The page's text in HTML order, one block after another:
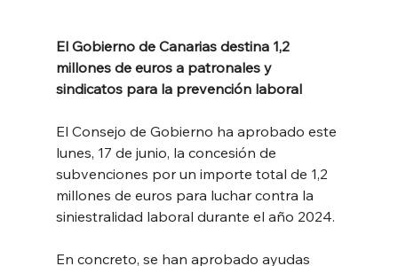
El Gobierno de Canarias destina 1,2
millones de euros a patronales y
sindicatos para la prevención laboral
El Consejo de Gobierno ha aprobado este
lunes, 17 de junio, la concesión de
subvenciones por un importe total de 1,2
millones de euros para luchar contra la
siniestralidad laboral durante el año 2024.
En concreto, se han aprobado ayudas